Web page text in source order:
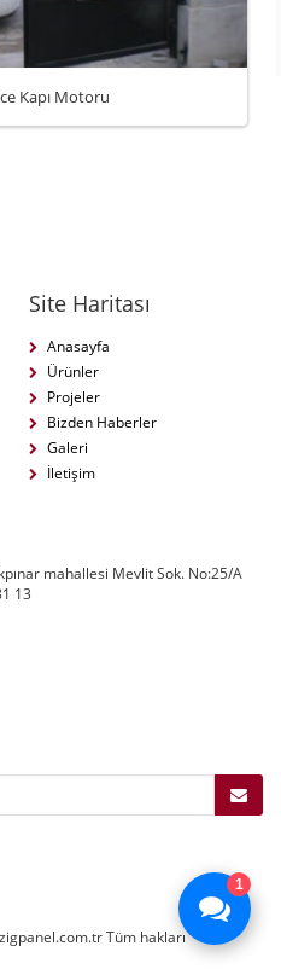
Kapı Motoru
Site Haritası
Anasayfa
Ürünler
Projeler
Bizden Haberler
Galeri
İletişim
mahallesi Mevlit Sok. No:25/A
13
Tüm hakları
1